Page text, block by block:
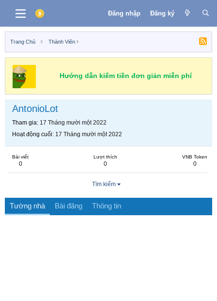
Đăng nhập Đăng ký
Trang Chủ Thành Viên
Hướng dẫn kiếm tiền đơn giản miễn phí
AntonioLot
Tham gia 17 Tháng mười một 2022
Hoạt động cuối 17 Tháng mười một 2022
Bài viết
0
Lượt thích
0
VNB Token
0
Tìm kiếm
Tường nhà Bài đăng Thông tin